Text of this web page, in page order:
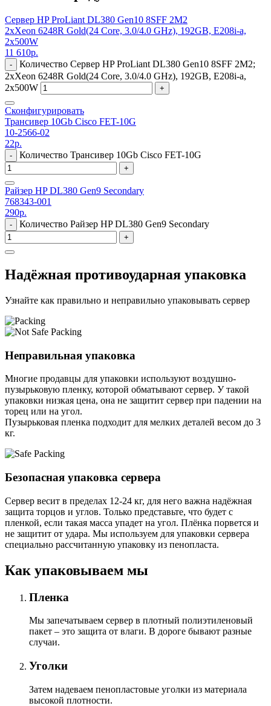
Сервер HP ProLiant DL380 Gen10 8SFF 2M2
2xXeon 6248R Gold(24 Core, 3.0/4.0 GHz), 192GB, E208i-a,
2x500W
11 610р.
-
Количество Сервер HP ProLiant DL380 Gen10 8SFF 2M2;
2xXeon 6248R Gold(24 Core, 3.0/4.0 GHz), 192GB, E208i-a,
2x500W
+
Сконфигурировать
Трансивер 10Gb Cisco FET-10G
10-2566-02
22р.
- Количество Трансивер 10Gb Cisco FET-10G
+
Райзер HP DL380 Gen9 Secondary
768343-001
290р.
- Количество Райзер HP DL380 Gen9 Secondary
+
Надёжная противоударная упаковка
Узнайте как правильно и неправильно упаковывать сервер
Неправильная упаковка
Многие продавцы для упаковки используют воздушно-
пузырьковую пленку, которой обматывают сервер. У такой
упаковки низкая цена, она не защитит сервер при падении на
торец или на угол.
Пузырьковая пленка подходит для мелких деталей весом до 3
кг.
Безопасная упаковка сервера
Сервер весит в пределах 12-24 кг, для него важна надёжная
защита торцов и углов. Только представьте, что будет с
пленкой, если такая масса упадет на угол. Плёнка порвется и
не защитит от удара. Мы используем для упаковки сервера
специально расcчитанную упаковку из пенопласта.
Как упаковываем мы
Пленка
Мы запечатываем сервер в плотный полиэтиленовый
пакет – это защита от влаги. В дороге бывают разные
случаи.
Уголки
Затем надеваем пенопластовые уголки из материала
высокой плотности.